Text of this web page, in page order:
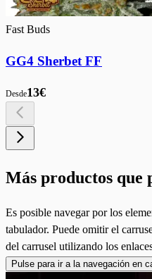
Fast Buds
GG4 Sherbet FF
Desde13€
Más productos que
Es posible navegar por los
tabulador. Puede omitir el
del carrusel utilizando los
Pulse para ir a la navegación en